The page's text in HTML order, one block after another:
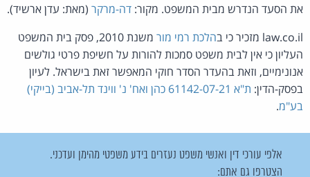
את הסעד הנדרש מבית המשפט. מקור: דה-מרקר (מאת: עדן ארשיד).
law.co.il מזכיר כי ב
הלכת רמי מור
משנת 2010, פסק בית המשפט
העליון כי אין לבית משפט סמכות להורות על חשיפת פרטי גולשים
אנונימיים, וזאת בהעדר הסדר חוקי המאפשר זאת בישראל. לעיון
בפסק-הדין:
ת"א 61142-07-21 כהן ואח' נ' ווינד תל-אביב (בייקי)
בע"מ.
אלפי עורכי דין ואנשי משפט נעזרים בידע משפטי מהימן ועדכני.
הצטרפו גם אתם: